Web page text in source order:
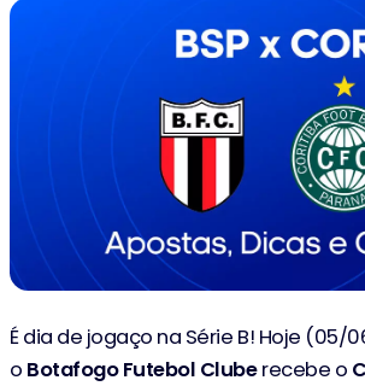
É dia de jogaço na Série B! Hoje (05/
o Botafogo Futebol Cluberecebe o